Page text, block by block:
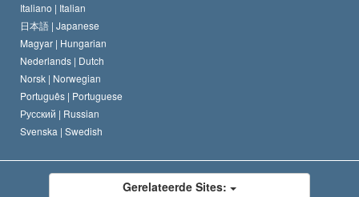
Italiano | Italian
日本語 | Japanese
Magyar | Hungarian
Nederlands | Dutch
Norsk | Norwegian
Português | Portuguese
Русский | Russian
Svenska | Swedish
Gerelateerde Sites: